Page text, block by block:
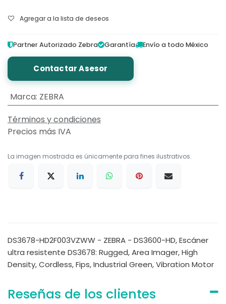
Agregar a la lista de deseos
Partner Autorizado Zebra Garantía Envío a todo México
Contactar Asesor
Marca: ZEBRA
Términos y condiciones
Precios más IVA
La imagen mostrada es únicamente para fines ilustrativos.
DS3678-HD2F003VZWW - ZEBRA - DS3600-HD, Escáner
ultra resistente DS3678: Rugged, Area Imager, High
Density, Cordless, Fips, Industrial Green, Vibration Motor
Reseñas de los clientes